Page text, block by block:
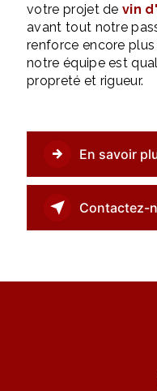
votre projet devin
avant tout notre
renforce encore
notre équipe est
propreté et rigueur.
En savoir
Contactez-